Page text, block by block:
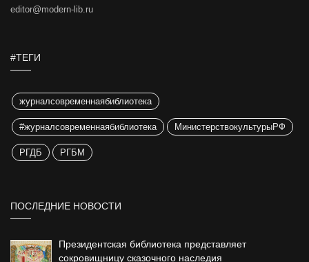
editor@modern-lib.ru
#ТЕГИ
журналсовременнаябиблиотека
#журналсовременнаябиблиотека МинистерствокультурыРФ
РГДБ РГБМ
ПОСЛЕДНИЕ НОВОСТИ
Президентская библиотека представляет
сокровищницу сказочного наследия